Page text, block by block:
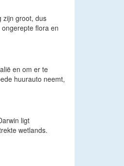
zijn groot, dus
flora en
en om er te
huurauto neemt,
ligt
wetlands.